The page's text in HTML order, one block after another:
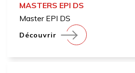
MASTERS EPI DS
Master EPI DS
Découvrir